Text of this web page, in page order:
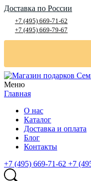
Доставка по России
+7 (495) 669-71-62
+7 (495) 669-79-67
Меню
Главная
О нас
Каталог
Доставка и оплата
Блог
Контакты
+7 (495) 669-71-62 +7